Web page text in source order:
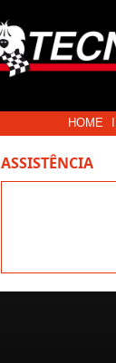
HOME
ASSISTÊNCIA